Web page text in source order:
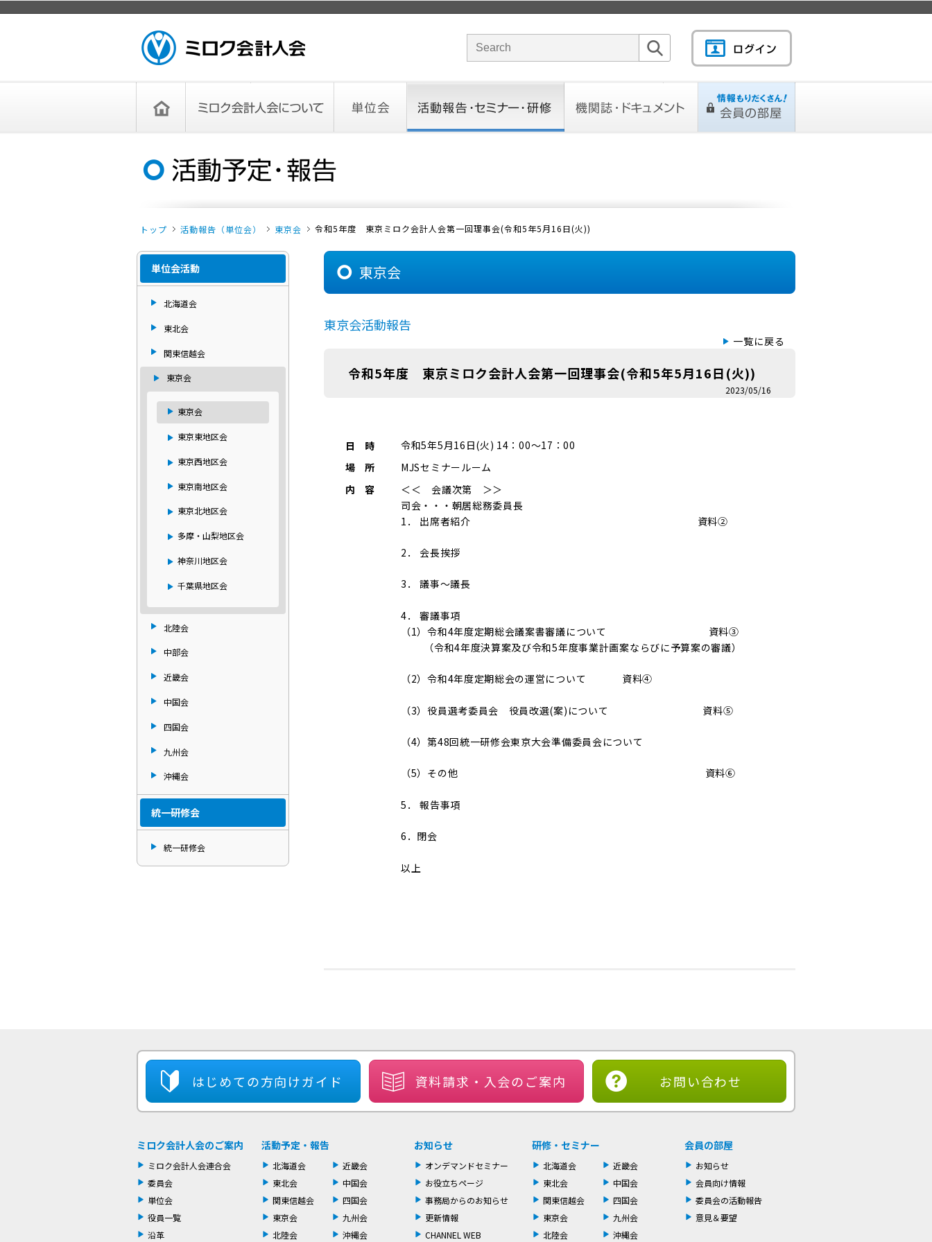
サイト内検索のキーワード
トップ 活動報告（単位会） 東京会 令和5年度 東京ミロク会計人会第一回理事会(令和5年5月16日(火))
単位会活動
北海道会
東北会
関東信越会
東京会
東京会
東京東地区会
東京西地区会
東京南地区会
東京北地区会
多摩・山梨地区会
神奈川地区会
千葉県地区会
北陸会
中部会
近畿会
中国会
四国会
九州会
沖縄会
統一研修会
統一研修会
東京会
東京会活動報告
一覧に戻る
令和5年度 東京ミロク会計人会第一回理事会(令和5年5月16日(火))
2023/05/16
日 時
令和5年5月16日(火) 14：00～17：00
場 所
MJSセミナールーム
内 容
＜＜ 会議次第 ＞＞
司会・・・朝居総務委員長
1． 出席者紹介 資料②
2． 会長挨拶
3． 議事～議長
4． 審議事項
（1）令和4年度定期総会議案書審議について 資料③
（令和4年度決算案及び令和5年度事業計画案ならびに予算案の審議）
（2）令和4年度定期総会の運営について 資料④
（3）役員選考委員会 役員改選(案)について 資料⑤
（4）第48回統一研修会東京大会準備委員会について
（5）その他 資料⑥
5． 報告事項
6．閉会
以上
はじめての方向けガイド 資料請求・ 入会のご案内 お問い合わせ
ミロク会計人会のご案内
ミロク会計人会連合会
委員会
単位会
役員一覧
沿革
活動予定・報告
北海道会
東北会
関東信越会
東京会
北陸会
近畿会
中国会
四国会
九州会
沖縄会
お知らせ
オンデマンドセミナー
お役立ちページ
事務局からのお知らせ
更新情報
CHANNEL WEB
研修・セミナー
北海道会
東北会
関東信越会
東京会
北陸会
近畿会
中国会
四国会
九州会
沖縄会
会員の部屋
お知らせ
会員向け情報
委員会の活動報告
意見＆要望